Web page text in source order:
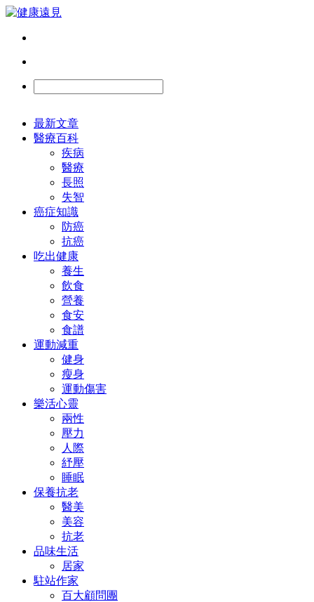
最新文章
醫療百科
疾病
醫療
長照
失智
癌症知識
防癌
抗癌
吃出健康
養生
飲食
營養
食安
食譜
運動減重
健身
瘦身
運動傷害
樂活心靈
兩性
壓力
人際
紓壓
睡眠
保養抗老
醫美
美容
抗老
品味生活
居家
駐站作家
百大顧問團